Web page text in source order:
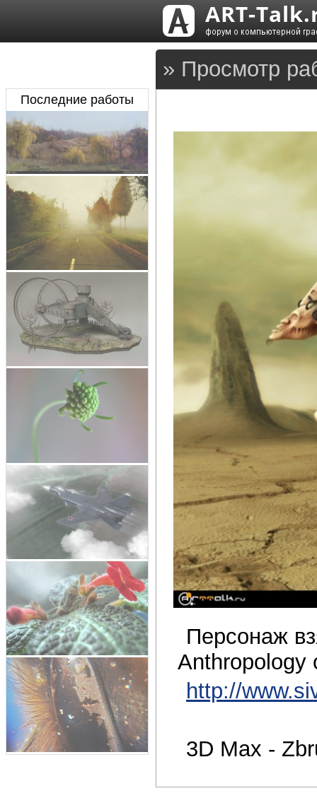
» Просмотр
Персонаж
Anthropology
http://
3D Max -
Последние работы